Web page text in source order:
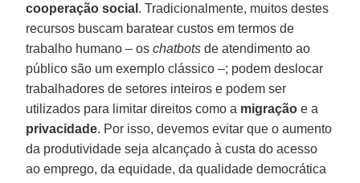
cooperação social . Tradicionalmente, muitos destes
recursos buscam baratear custos em termos de
trabalho humano – oschatbots de atendimento ao
público são um exemplo clássico –; podem deslocar
trabalhadores de setores inteiros e podem ser
utilizados para limitar direitos como a migração e a
privacidade. Por isso, devemos evitar que o aumento
da produtividade seja alcançado à custa do acesso
ao emprego, da equidade, da qualidade democrática